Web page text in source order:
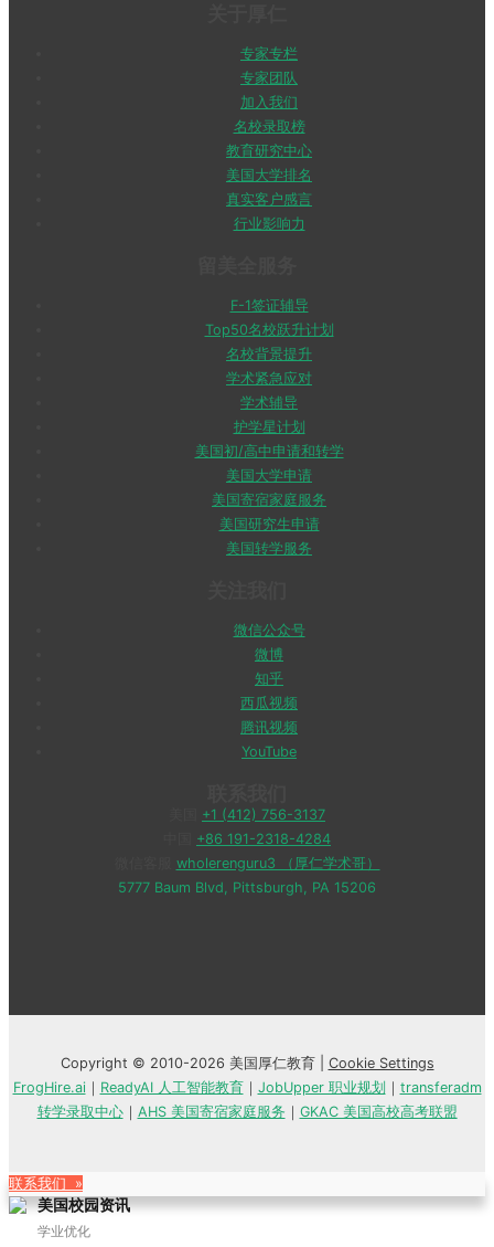
专家专栏
专家团队
加入我们
名校录取榜
教育研究中心
美国大学排名
真实客户感言
行业影响力
F-1签证辅导
Top50名校跃升计划
名校背景提升
学术紧急应对
学术辅导
护学星计划
美国初/高中申请和转学
美国大学申请
美国寄宿家庭服务
美国研究生申请
美国转学服务
微信公众号
微博
知乎
西瓜视频
腾讯视频
YouTube
+1 (412) 756-3137
+86 191-2318-4284
wholerenguru3 （厚仁学术哥）
5777 Baum Blvd, Pittsburgh, PA 15206
Copyright © 2010-2026 美国厚仁教育 | Cookie Settings
FrogHire.ai｜ ReadyAI 人工智能教育｜ JobUpper 职业规划 ｜ transferadm
转学录取中心｜ AHS 美国寄宿家庭服务 ｜ GKAC 美国高校高考联盟
联系我们 »
美国校园资讯
学业优化